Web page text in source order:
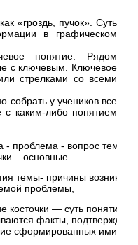
«гроздь, пучок». Суть
в графическом
понятие. Рядом
с ключевым. Ключевое
стрелками со всеми
собрать у учеников все
с каким-либо понятием
- проблема - вопрос темы,
– основные
темы- причины
проблемы,
косточки — суть понятии-
факты,
сформированных ими